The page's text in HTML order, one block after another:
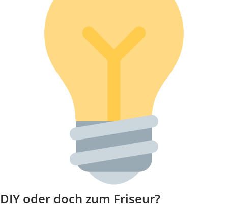
DIY oder doch zum Friseur?